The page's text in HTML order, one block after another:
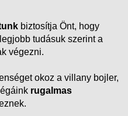
biztosítja Önt, hogy
tudásuk szerint a
végezni.
okoz a villany bojler,
rugalmas